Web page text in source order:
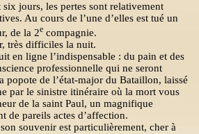
jours, les pertes sont relativement
Au cours de l’une d’elles est tué un
de la 2ecompagnie.
très difficiles la nuit.
en ligne l’indispensable : du pain et des
professionnelle qui ne seront
popote de l’état-major du Bataillon, laissé
par le sinistre itinéraire où la mort vous
de la saint Paul, un magnifique
de pareils actes d’affection.
souvenir est particulièrement, cher à